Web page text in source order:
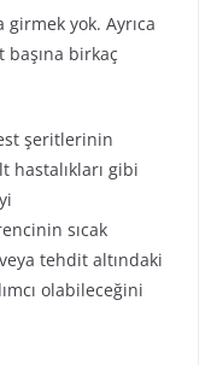
girmek yok. Ayrıca
birkaç
şeritlerinin
hastalıkları gibi
sıcak
tehdit altındaki
olabileceğini